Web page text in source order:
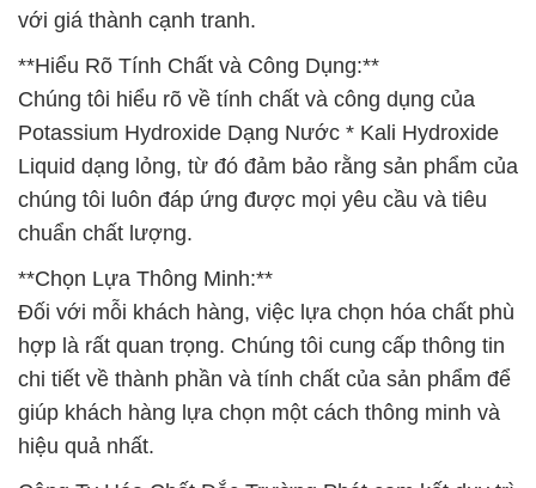
với giá thành cạnh tranh.
**Hiểu Rõ Tính Chất và Công Dụng:**
Chúng tôi hiểu rõ về tính chất và công dụng của
Potassium Hydroxide Dạng Nước * Kali Hydroxide
Liquid dạng lỏng, từ đó đảm bảo rằng sản phẩm của
chúng tôi luôn đáp ứng được mọi yêu cầu và tiêu
chuẩn chất lượng.
**Chọn Lựa Thông Minh:**
Đối với mỗi khách hàng, việc lựa chọn hóa chất phù
hợp là rất quan trọng. Chúng tôi cung cấp thông tin
chi tiết về thành phần và tính chất của sản phẩm để
giúp khách hàng lựa chọn một cách thông minh và
hiệu quả nhất.